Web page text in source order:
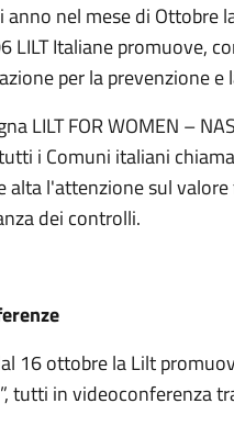
anno nel mese di Ottobre
LILT Italiane promuove,
per la prevenzione
LILT FOR WOMEN –
i Comuni italiani
alta l'attenzione sul
dei controlli.
16 ottobre la Lilt
tutti in videoconferenza